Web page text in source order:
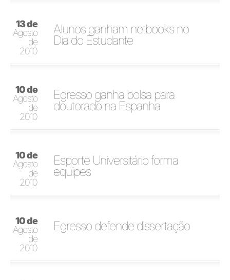
13 de
Agosto
de
2010
Alunos ganham netbooks no
Dia do Estudante
10 de
Agosto
de
2010
Egresso ganha bolsa para
doutorado na Espanha
10 de
Agosto
de
2010
Esporte Universitário forma
equipes
10 de
Agosto
de
2010
Egresso defende dissertação